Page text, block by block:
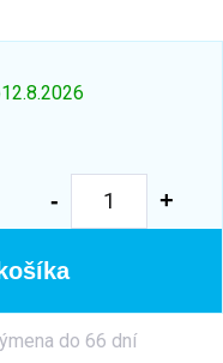
12.8.2026
do 66 dní